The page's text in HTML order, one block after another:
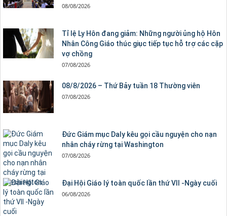
08/08/2026
Tỉ lệ Ly Hôn đang giảm: Những người ủng hộ Hôn
Nhân Công Giáo thúc giục tiếp tục hỗ trợ các cặp
vợ chồng
07/08/2026
08/8/2026 – Thứ Bảy tuần 18 Thường viên
07/08/2026
Đức Giám mục Daly kêu gọi cầu nguyện cho nạn
nhân cháy rừng tại Washington
07/08/2026
Đại Hội Giáo lý toàn quốc lần thứ VII -Ngày cuối
06/08/2026